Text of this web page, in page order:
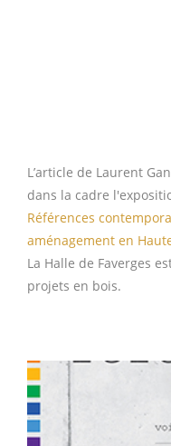
L’article de Laurent
dans la cadre
Références
aménagement en
La Halle de Faverges
projets en bois.